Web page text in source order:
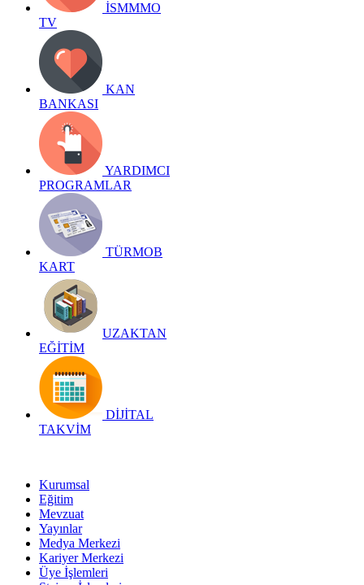
İSMMMO
TV
KAN
BANKASI
YARDIMCI
PROGRAMLAR
TÜRMOB
KART
UZAKTAN
EĞİTİM
DİJİTAL
TAKVİM
Kurumsal
Eğitim
Mevzuat
Yayınlar
Medya Merkezi
Kariyer Merkezi
Üye İşlemleri